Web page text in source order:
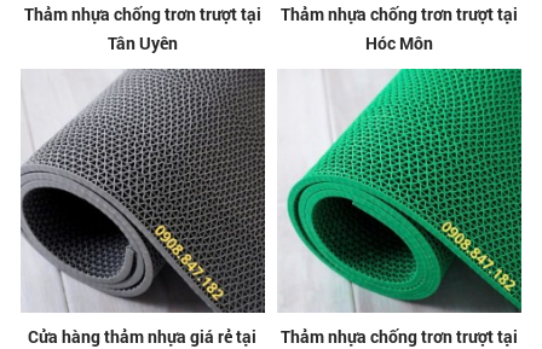
Thảm nhựa chống trơn trượt tại
Tân Uyên
Thảm nhựa chống trơn trượt tại
Hóc Môn
Cửa hàng thảm nhựa giá rẻ tại
Thảm nhựa chống trơn trượt tại